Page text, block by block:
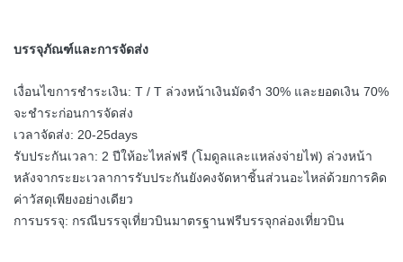
บรรจุภัณฑ์และการจัดส่ง
เงื่อนไขการชำระเงิน: T / T ล่วงหน้าเงินมัดจำ 30% และยอดเงิน 70%
จะชำระก่อนการจัดส่ง
เวลาจัดส่ง: 20-25days
รับประกันเวลา: 2 ปีให้อะไหล่ฟรี (โมดูลและแหล่งจ่ายไฟ) ล่วงหน้า
หลังจากระยะเวลาการรับประกันยังคงจัดหาชิ้นส่วนอะไหล่ด้วยการคิด
ค่าวัสดุเพียงอย่างเดียว
การบรรจุ: กรณีบรรจุเที่ยวบินมาตรฐานฟรีบรรจุกล่องเที่ยวบิน